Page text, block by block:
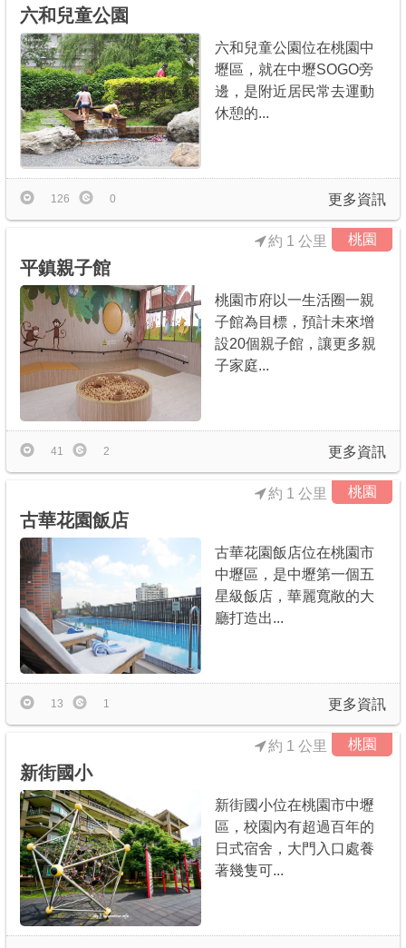
六和兒童公園
六和兒童公園位在桃園中
壢區，就在中壢SOGO旁
邊，是附近居民常去運動
休憩的...
更多資訊
126 0
桃園
約 1 公里
平鎮親子館
桃園市府以一生活圈一親
子館為目標，預計未來增
設20個親子館，讓更多親
子家庭...
更多資訊
41 2
桃園
約 1 公里
古華花園飯店
古華花園飯店位在桃園市
中壢區，是中壢第一個五
星級飯店，華麗寬敞的大
廳打造出...
更多資訊
13 1
桃園
約 1 公里
新街國小
新街國小位在桃園市中壢
區，校園內有超過百年的
日式宿舍，大門入口處養
著幾隻可...